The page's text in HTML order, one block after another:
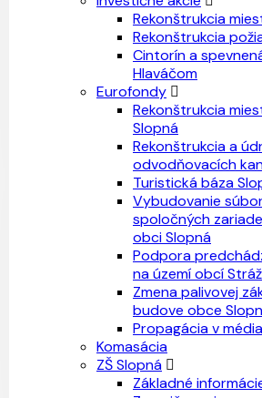
Rekonštrukcia
Rekonštrukcia
Cintorín a
Hlaváčom
Eurofondy
Rekonštrukcia
Slopná
Rekonštrukcia a
odvodňovacích
Turistická báza
Vybudovanie
spoločných
obci Slopná
Podpora
na území obcí
Zmena palivovej
budove obce
Propagácia v
Komasácia
ZŠ Slopná
Základné